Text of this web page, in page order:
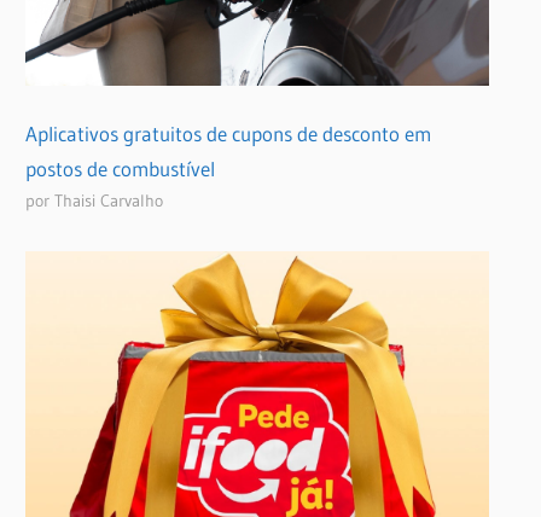
Aplicativos gratuitos de cupons de desconto em
postos de combustível
por Thaisi Carvalho